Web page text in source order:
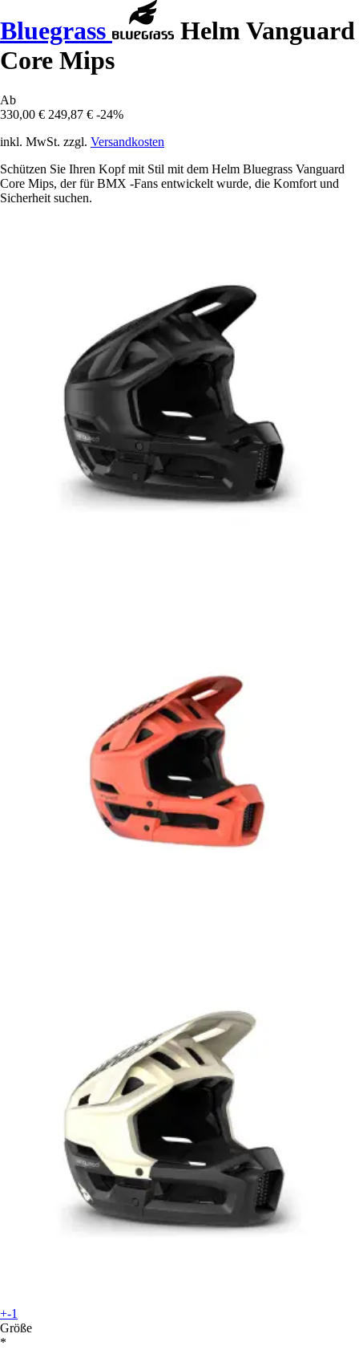
Bluegrass
Helm Vanguard
Core Mips
Ab
330,00 € 249,87 € -24%
inkl. MwSt. zzgl. Versandkosten
Schützen Sie Ihren Kopf mit Stil mit dem Helm Bluegrass Vanguard
Core Mips, der für BMX -Fans entwickelt wurde, die Komfort und
Sicherheit suchen.
+-1
Größe
*